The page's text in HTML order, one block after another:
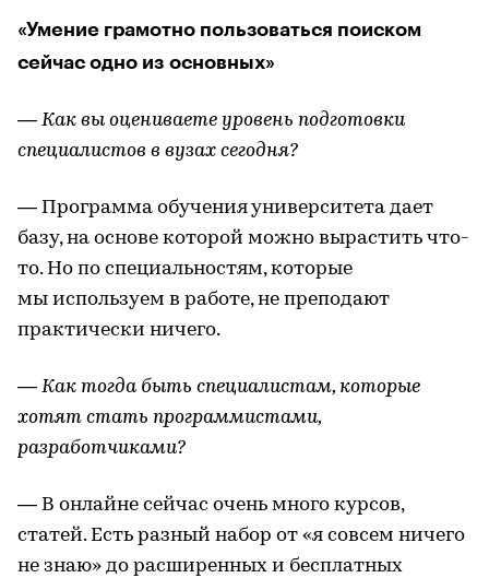
«Умение грамотно пользоваться поиском
сейчас одно из основных»
— Как вы оцениваете уровень подготовки
специалистов в вузах сегодня?
— Программа обучения университета дает
базу, на основе которой можно вырастить что-
то. Но по специальностям, которые
мы используем в работе, не преподают
практически ничего.
— Как тогда быть специалистам, которые
хотят стать программистами,
разработчиками?
— В онлайне сейчас очень много курсов,
статей. Есть разный набор от «я совсем ничего
не знаю» до расширенных и бесплатных